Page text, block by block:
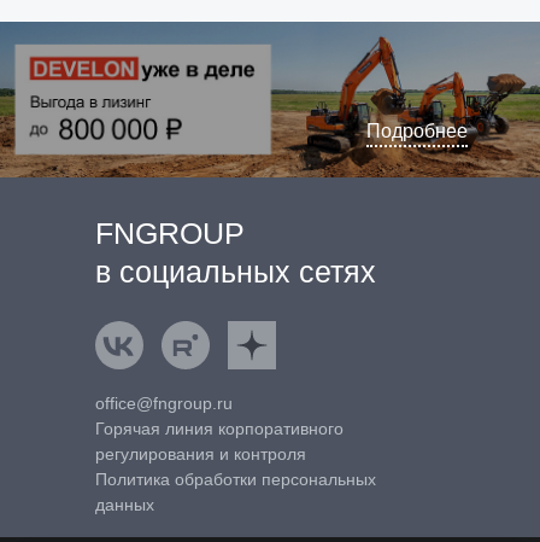
Подробнее
FNGROUP
в социальных сетях
ВКонтактеRutube Яндекс.Дзен
office@fngroup.ru
Горячая линия корпоративного
регулирования и контроля
Политика обработки персональных
данных